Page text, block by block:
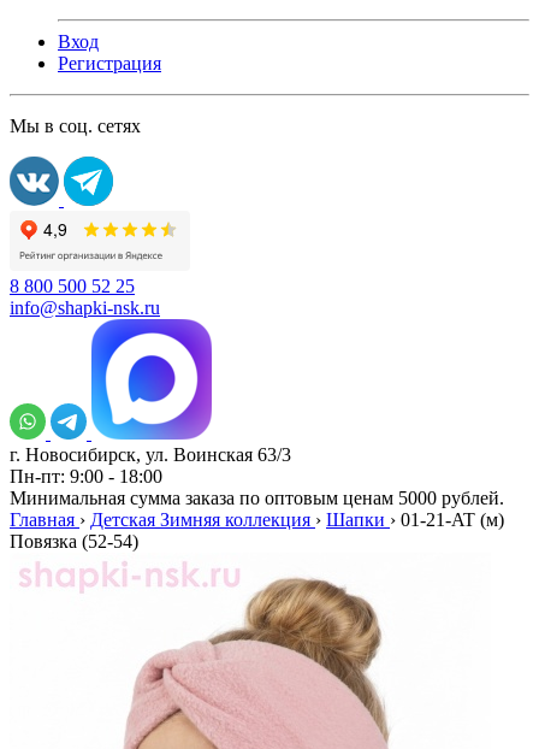
Вход
Регистрация
Мы в соц. сетях
8 800 500 52 25
info@shapki-nsk.ru
г. Новосибирск, ул. Воинская 63/3
Пн-пт: 9:00 - 18:00
Минимальная сумма заказа по оптовым ценам 5000 рублей.
Главная › Детская Зимняя коллекция › Шапки › 01-21-AT (м)
Повязка (52-54)